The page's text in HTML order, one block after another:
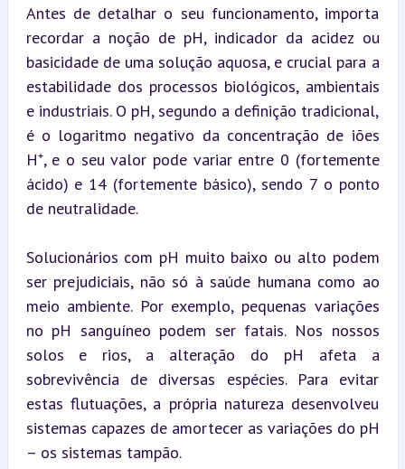
Antes de detalhar o seu funcionamento, importa
recordar a noção de pH, indicador da acidez ou
basicidade de uma solução aquosa, e crucial para a
estabilidade dos processos biológicos, ambientais
e industriais. O pH, segundo a definição tradicional,
é o logaritmo negativo da concentração de iões
H⁺, e o seu valor pode variar entre 0 (fortemente
ácido) e 14 (fortemente básico), sendo 7 o ponto
de neutralidade.
Solucionários com pH muito baixo ou alto podem
ser prejudiciais, não só à saúde humana como ao
meio ambiente. Por exemplo, pequenas variações
no pH sanguíneo podem ser fatais. Nos nossos
solos e rios, a alteração do pH afeta a
sobrevivência de diversas espécies. Para evitar
estas flutuações, a própria natureza desenvolveu
sistemas capazes de amortecer as variações do pH
– os sistemas tampão.